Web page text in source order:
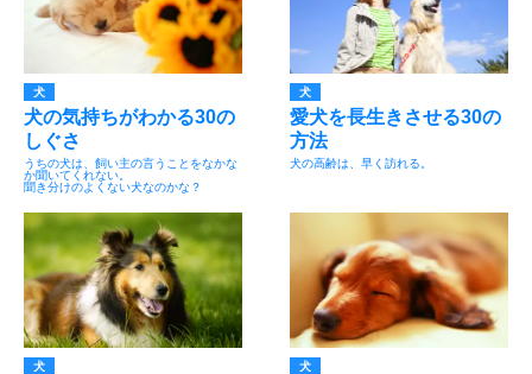
犬
犬の気持ちがわかる30の
しぐさ
うちの犬は、飼い主の言うことをなかな
か聞いてくれない。
聞き分けのよくない犬なのかな？
犬
愛犬を長生きさせる30の
方法
犬の高齢は、早く訪れる。
犬 犬